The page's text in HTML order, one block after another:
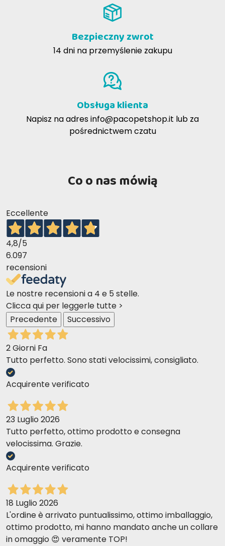
Bezpieczny zwrot
14 dni na przemyślenie zakupu
Obsługa klienta
Napisz na adresinfo@pacopetshop.it lub za
pośrednictwem czatu
Co o nas mówią
Eccellente
4,8/5
6.097
recensioni
Le nostre recensioni a 4 e 5 stelle.
Clicca qui per leggerle tutte >
Precedente
Successivo
2 Giorni Fa
Tutto perfetto. Sono stati velocissimi, consigliato.
Acquirente verificato
23 Luglio 2026
Tutto perfetto, ottimo prodotto e consegna
velocissima. Grazie.
Acquirente verificato
18 Luglio 2026
L'ordine è arrivato puntualissimo, ottimo imballaggio,
ottimo prodotto, mi hanno mandato anche un collare
in omaggio 😍 veramente TOP!